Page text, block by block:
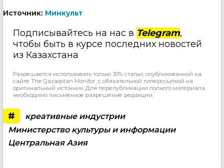
Источник: Минкульт
Подписывайтесь на нас в Telegram,
чтобы быть в курсе последних новостей
из Казахстана
Разрешается использовать только 30% статьи, опубликованной на
сайте The Qazaqstan Monitor, с обязательной гиперссылкой на
оригинальный источник. Для перепубликации полного материала
необходимо письменное разрешение редакции.
#
креативные индустрии
Министерство культуры и информации
Центральная Азия